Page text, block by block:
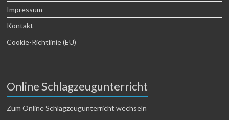
Impressum
Kontakt
Cookie-Richtlinie (EU)
Online Schlagzeugunterricht
Zum Online Schlagzeugunterricht wechseln